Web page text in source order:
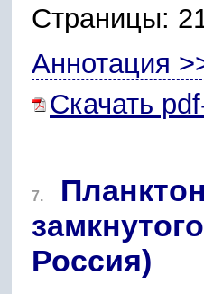
Страницы:
Аннотация
Скачать
7.
Россия)